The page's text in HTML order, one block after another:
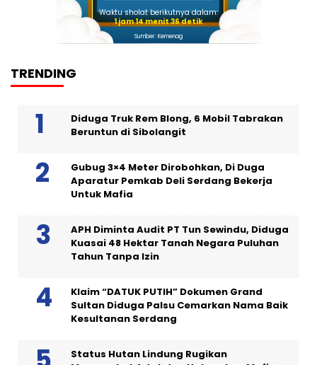
Waktu sholat berikutnya dalam:
1 jam 14 menit 35 detik
Sumber: Kemenag
TRENDING
Diduga Truk Rem Blong, 6 Mobil Tabrakan
Beruntun di Sibolangit
Gubug 3×4 Meter Dirobohkan, Di Duga
Aparatur Pemkab Deli Serdang Bekerja
Untuk Mafia
APH Diminta Audit PT Tun Sewindu, Diduga
Kuasai 48 Hektar Tanah Negara Puluhan
Tahun Tanpa Izin
Klaim “DATUK PUTIH” Dokumen Grand
Sultan Diduga Palsu Cemarkan Nama Baik
Kesultanan Serdang
Status Hutan Lindung Rugikan